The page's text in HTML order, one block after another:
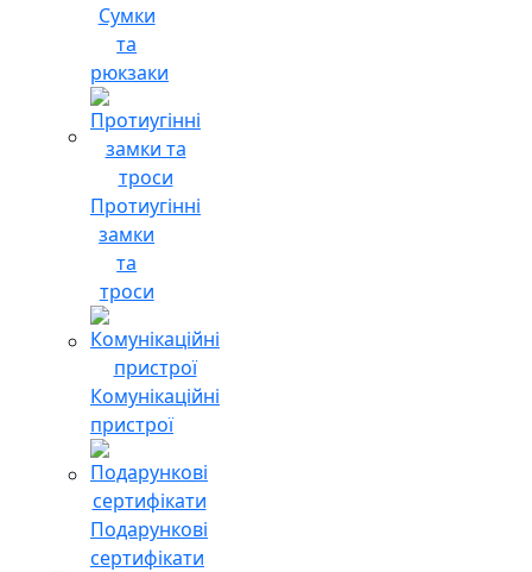
Сумки
та
рюкзаки
Протиугінні
замки
та
троси
Комунікаційні
пристрої
Подарункові
сертифікати